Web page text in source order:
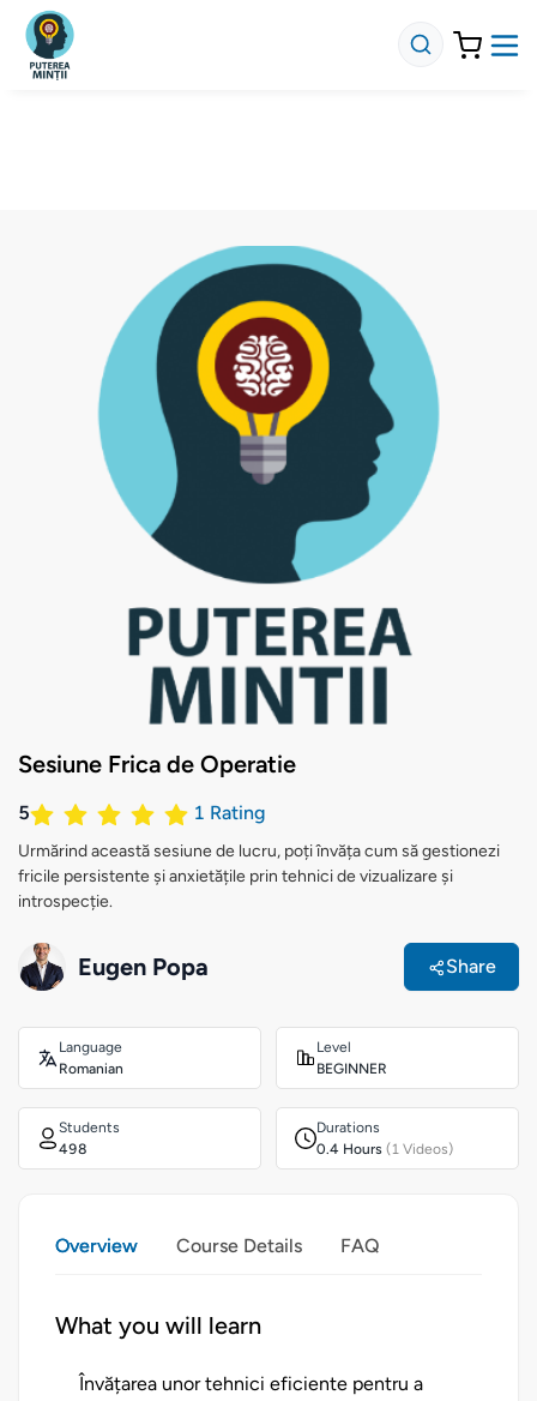
Sesiune Frica de Operatie
5 1 Rating
Urmărind această sesiune de lucru, poți învăța cum să gestionezi
fricile persistente și anxietățile prin tehnici de vizualizare și
introspecție.
Eugen Popa Share
Language
Romanian
Level
BEGINNER
Students
498
Durations
0.4 Hours (1 Videos)
Overview Course Details FAQ
What you will learn
Învățarea unor tehnici eficiente pentru a